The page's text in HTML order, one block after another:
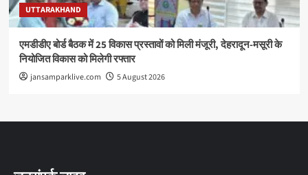
UTTARAKHAND
एमडीडीए बोर्ड बैठक में 25 विकास प्रस्तावों को मिली मंजूरी, देहरादून-मसूरी के
नियोजित विकास को मिलेगी रफ्तार
jansamparklive.com 5 August 2026